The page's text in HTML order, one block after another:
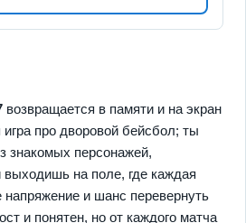
возвращается в памяти и на экран
игра про дворовой бейсбол; ты
знакомых персонажей,
на поле, где каждая
напряжение и шанс перевернуть
и понятен, но от каждого матча